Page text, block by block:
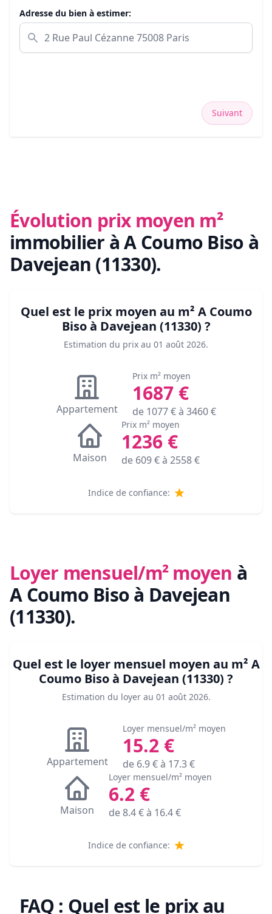
Adresse du bien à estimer:
Suivant
Évolution prix moyen m²
immobilier à A Coumo Biso à
Davejean (11330).
Quel est le prix moyen au m² A Coumo
Biso à Davejean (11330) ?
Estimation du prix au 01 août 2026.
Appartement
Prix m² moyen
1687€
de 1077€ à 3460€
Maison
Prix m² moyen
1236€
de 609€ à 2558€
Indice de confiance:
Loyer mensuel/m² moyen à
A Coumo Biso à Davejean
(11330).
Quel est le loyer mensuel moyen au m² A
Coumo Biso à Davejean (11330) ?
Estimation du loyer au 01 août 2026.
Appartement
Loyer mensuel/m² moyen
15.2€
de 6.9€ à 17.3€
Maison
Loyer mensuel/m² moyen
6.2 €
de8.4€ à 16.4€
Indice de confiance:
FAQ : Quel est le prix au